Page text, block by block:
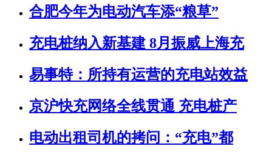
合肥今年为电动汽车添“粮草”
充电桩纳入新基建 8月振威上海充
易事特：所持有运营的充电站效益
京沪快充网络全线贯通 充电桩产
电动出租司机的拷问：“充电”都